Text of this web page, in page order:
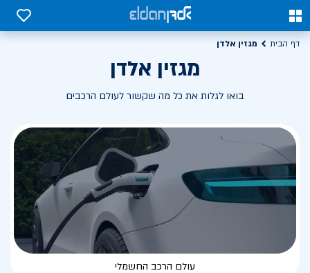
0
0
דף הבית מגזין אלדן
מגזין אלדן
בואו לגלות את כל מה שקשור לעולם הרכבים
עולם הרכב החשמלי